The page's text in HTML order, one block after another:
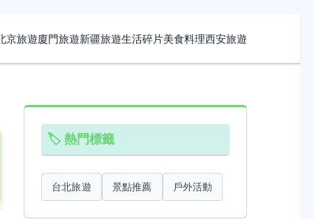
京旅遊廈門旅遊新疆旅遊生活碎片美食料理西安旅遊
🏷️ 熱門標籤
台北旅遊 景點推薦 戶外活動